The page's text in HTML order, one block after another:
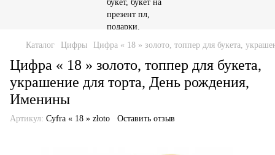
Каталог Цифры Цифра « 18 » золото, топпер для букета,
Цифра « 18 » золото, топпер для букета,
украшение для торта, День рождения,
Именины
Артикул: Cyfra « 18 » złoto Оставить отзыв